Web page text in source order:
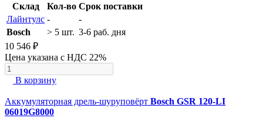
Склад
Кол-во Срок поставки
Лайнтулс -
-
Bosch
> 5 шт. 3-6 раб. дня
10 546 ₽
Цена указана с НДС 22%
В корзину
Аккумуляторная дрель-шуруповёрт Bosch GSR 120-LI
06019G8000